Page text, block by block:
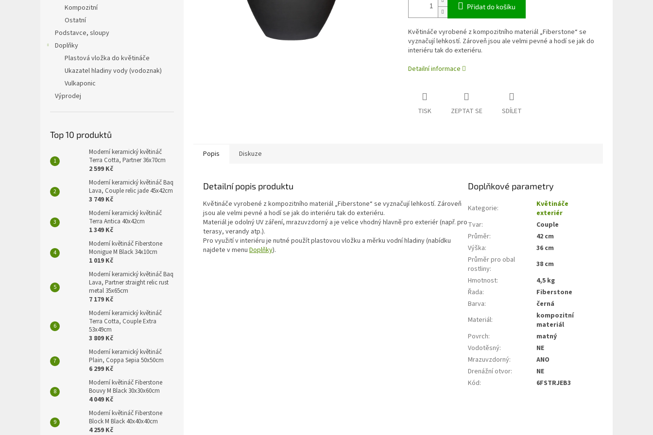
Kompozitní
Ostatní
Podstavce, sloupy
Doplňky
Plastová vložka do květináče
Ukazatel hladiny vody (vodoznak)
Vulkaponic
Výprodej
Top 10 produktů
Moderní keramický květináč
Terra Cotta, Partner 36x70cm
2 599 Kč
Moderní keramický květináč Baq
Lava, Couple relic jade 45x42cm
3 749 Kč
Moderní keramický květináč
Terra Antica 40x42cm
1 349 Kč
Moderní květináč Fiberstone
Monigue M Black 34x10cm
1 019 Kč
Moderní keramický květináč Baq
Lava, Partner straight relic rust
metal 35x65cm
7 179 Kč
Moderní keramický květináč
Terra Cotta, Couple Extra
53x49cm
3 809 Kč
Moderní keramický květináč
Plain, Coppa Sepia 50x50cm
6 299 Kč
Moderní květináč Fiberstone
Bouvy M Black 30x30x60cm
4 049 Kč
Moderní květináč Fiberstone
Block M Black 40x40x40cm
4 259 Kč
Přidat do košíku
Květináče vyrobené z kompozitního materiál „Fiberstone“ se
vyznačují lehkostí. Zároveň jsou ale velmi pevné a hodí se jak do
interiéru tak do exteriéru.
Detailní informace
TISK ZEPTAT SE SDÍLET
Popis Diskuze
Detailní popis produktu
Květináče vyrobené z kompozitního materiál „Fiberstone“ se vyznačují lehkostí. Zároveň
jsou ale velmi pevné a hodí se jak do interiéru tak do exteriéru.
Materiál je odolný UV záření, mrazuvzdorný a je velice vhodný hlavně pro exteriér (např. pro
terasy, verandy atp.).
Pro využití v interiéru je nutné použít plastovou vložku a měrku vodní hladiny (nabídku
najdete v menu Doplňky).
Doplňkové parametry
Kategorie:
Květináče
exteriér
Tvar:
Couple
Průměr:
42 cm
Výška:
36 cm
Průměr pro obal
rostliny:
38 cm
Hmotnost:
4,5 kg
Řada:
Fiberstone
Barva:
černá
Materiál:
kompozitní
materiál
Povrch:
matný
Vodotěsný:
NE
Mrazuvzdorný:
ANO
Drenážní otvor:
NE
Kód: 6FSTRJEB3